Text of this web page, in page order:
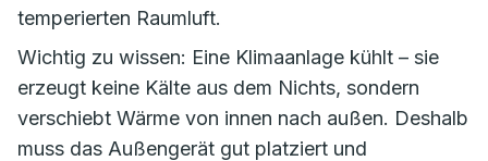
temperierten Raumluft.
Wichtig zu wissen: Eine Klimaanlage kühlt – sie
erzeugt keine Kälte aus dem Nichts, sondern
verschiebt Wärme von innen nach außen. Deshalb
muss das Außengerät gut platziert und